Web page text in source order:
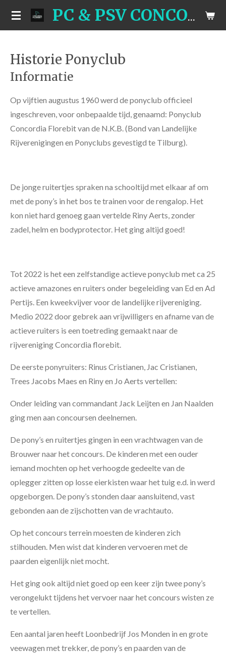
Ga
de
PC & PSV CONCORDIA
Historie Ponyclub
Informatie
Op vijftien augustus 1960 werd de ponyclub officieel
ingeschreven, voor onbepaalde tijd, genaamd: Ponyclub
Concordia Florebit van de N.K.B. (Bond van Landelijke
Rijverenigingen en Ponyclubs gevestigd te Tilburg).
De jonge ruitertjes spraken na schooltijd met elkaar af om
met de pony’s in het bos te trainen voor de rengalop. Het
kon niet hard genoeg gaan vertelde Riny Aerts, zonder
zadel, helm en bodyprotector. Het ging altijd goed!
Tot 2022 is het een zelfstandige actieve ponyclub met ca 25
actieve amazones en ruiters onder begeleiding van Ed en Ad
Pertijs. Een kweekvijver voor de landelijke rijvereniging.
Medio 2022 door gebrek aan vrijwilligers en afname van de
actieve ruiters is een toetreding gemaakt naar de
rijvereniging Concordia florebit.
De eerste ponyruiters: Rinus Cristianen, Jac Cristianen,
Trees Jacobs Maes en Riny en Jo Aerts vertellen:
Onder leiding van commandant Jack Leijten en Jan Naalden
ging men aan concoursen deelnemen.
De pony’s en ruitertjes gingen in een vrachtwagen van de
Brouwer naar het concours. De kinderen met een ouder
iemand mochten op het verhoogde gedeelte van de
oplegger zitten op losse eierkisten waar het tuig e.d. in werd
opgeborgen. De pony’s stonden daar aansluitend, vast
gebonden aan de zijschotten van de vrachtauto.
Op het concours terrein moesten de kinderen zich
stilhouden. Men wist dat kinderen vervoeren met de
paarden eigenlijk niet mocht.
Het ging ook altijd niet goed op een keer zijn twee pony’s
verongelukt tijdens het vervoer naar het concours wisten ze
te vertellen.
Een aantal jaren heeft Loonbedrijf Jos Monden in en grote
veewagen met trekker, de pony’s en paarden van de